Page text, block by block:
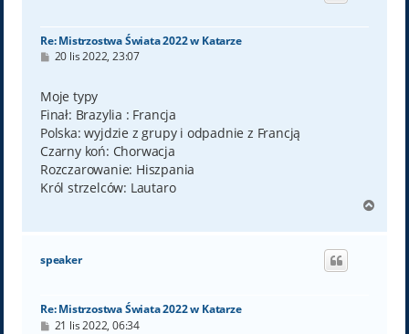
Re: Mistrzostwa Świata 2022 w Katarze
P
t
20 lis 2022, 23:07
Moje typy
Finał: Brazylia : Francja
Polska: wyjdzie z grupy i odpadnie z Francją
Czarny koń: Chorwacja
Rozczarowanie: Hiszpania
Król strzelców: Lautaro
g
speaker
Re: Mistrzostwa Świata 2022 w Katarze
P21 lis 2022, 06:34